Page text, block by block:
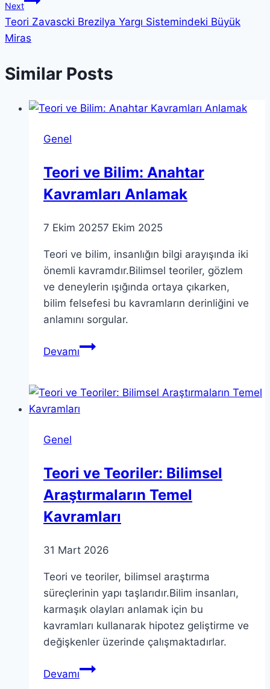
Next
Teori Zavascki Brezilya Yargı Sistemindeki Büyük
Miras
Similar Posts
Genel
Teori ve Bilim: Anahtar
Kavramları Anlamak
7 Ekim 20257 Ekim 2025
Teori ve bilim, insanlığın bilgi arayışında iki
önemli kavramdır.Bilimsel teoriler, gözlem
ve deneylerin ışığında ortaya çıkarken,
bilim felsefesi bu kavramların derinliğini ve
anlamını sorgular.
DevamıTeori
Anahtar
Kavramları
Genel
Teori ve Teoriler: Bilimsel
Araştırmaların Temel
Kavramları
31 Mart 2026
Teori ve teoriler, bilimsel araştırma
süreçlerinin yapı taşlarıdır.Bilim insanları,
karmaşık olayları anlamak için bu
kavramları kullanarak hipotez geliştirme ve
değişkenler üzerinde çalışmaktadırlar.
DevamıTeori